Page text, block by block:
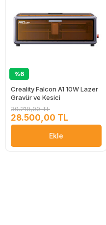
%6
Creality Falcon A1 10W Lazer
Gravür ve Kesici
30.210,00 TL
28.500,00 TL
Ekle